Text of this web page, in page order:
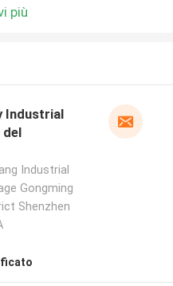
più
Industrial
Industrial
Gongming
Shenzhen